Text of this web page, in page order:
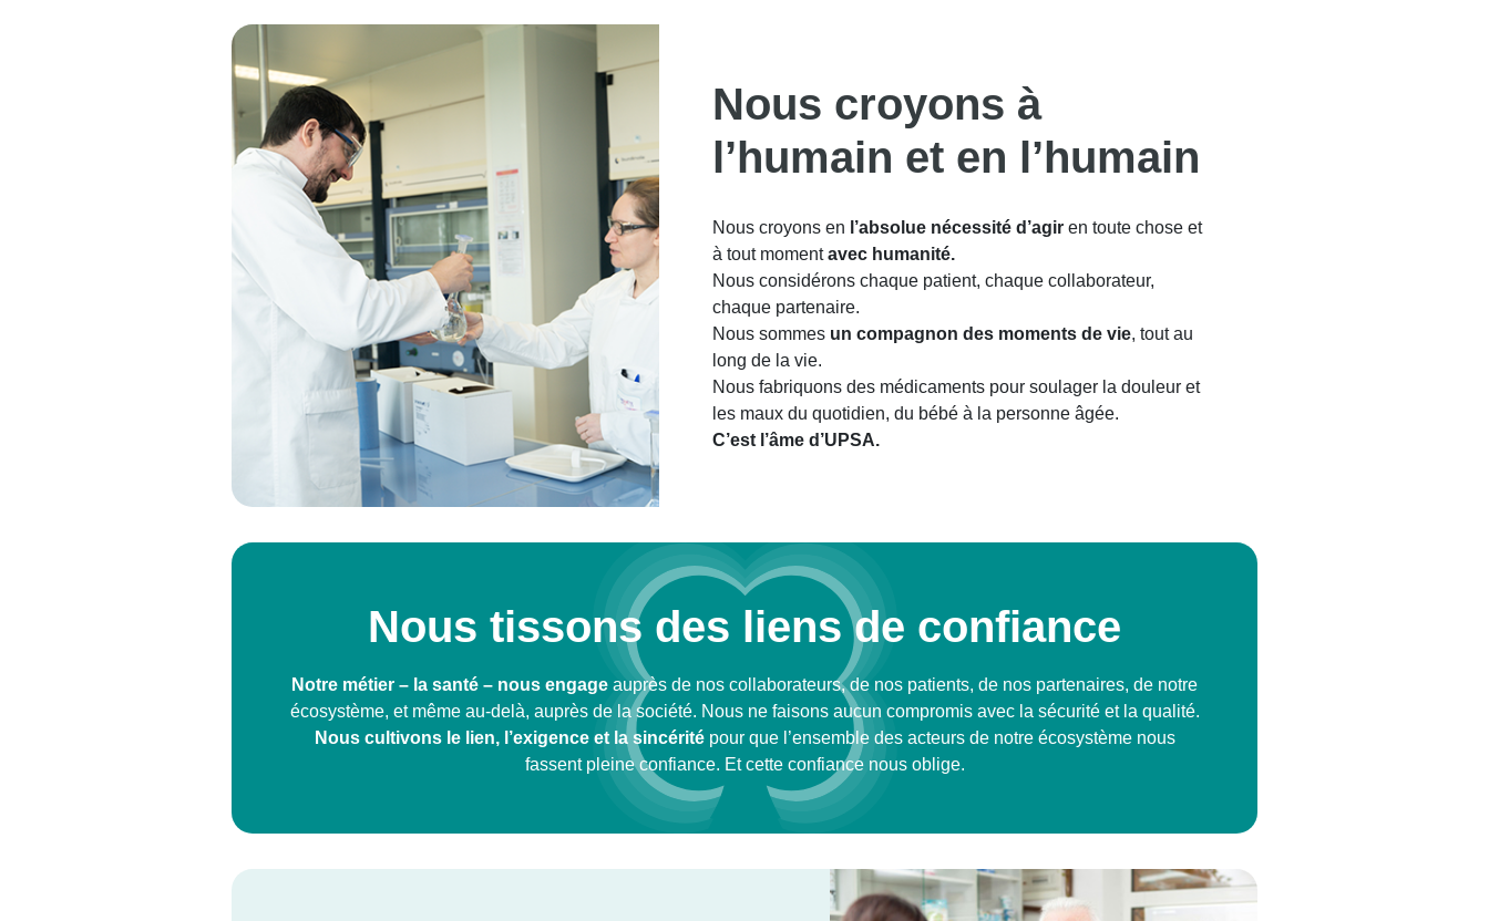
Nous croyons à
l’humain et en l’humain
Nous croyons en l’absolue nécessité d’agiren toute chose et
à tout momentavec humanité.
Nous considérons chaque patient, chaque collaborateur,
chaque partenaire.
Nous sommes un compagnon des moments de vie, tout au
long de la vie.
Nous fabriquons des médicaments pour soulager la douleur et
les maux du quotidien, du bébé à la personne âgée.
C’est l’âme d’UPSA.
Nous tissons des liens de confiance
Notre métier – la santé – nous engage auprès de nos collaborateurs, de nos patients, de nos partenaires, de notre
écosystème, et même au-delà, auprès de la société. Nous ne faisons aucun compromis avec la sécurité et la qualité.
Nous cultivons le lien, l’exigence et la sincéritépour que l’ensemble des acteurs de notre écosystème nous
fassent pleine confiance. Et cette confiance nous oblige.